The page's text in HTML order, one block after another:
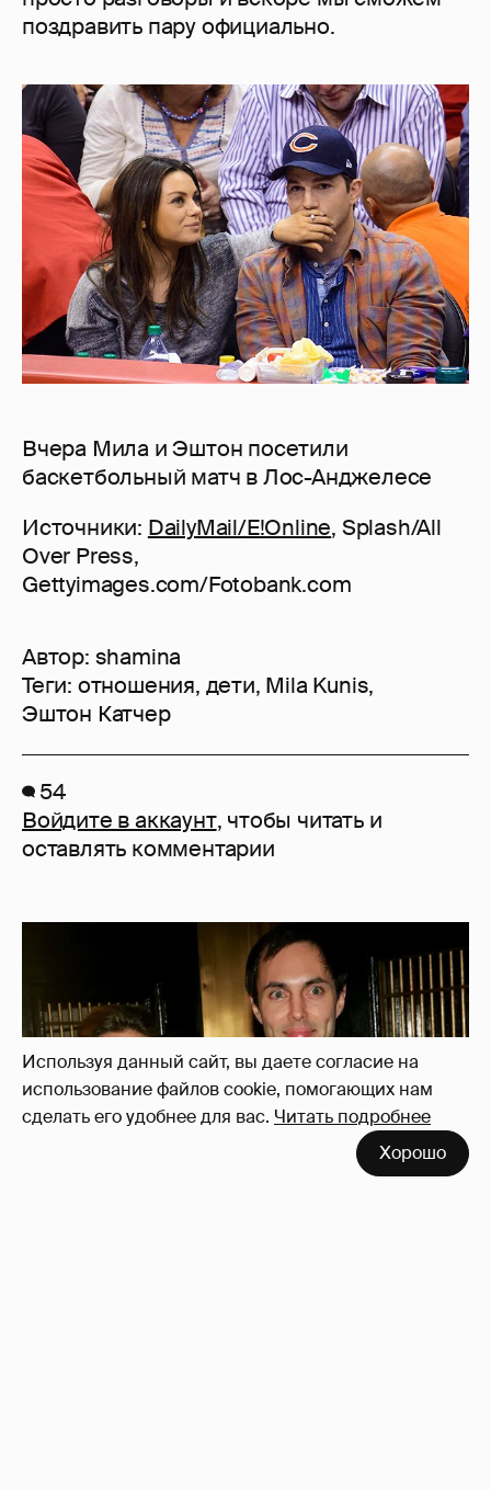
Используя данный сайт, вы даете согласие на
использование файлов cookie, помогающих нам
сделать его удобнее для вас. Читать подробнее
Хорошо
поздравить пару официально.
Вчера Мила и Эштон посетили
баскетбольный матч в Лос-Анджелесе
Источники: DailyMail/E!Online, Splash/All
Over Press,
Gettyimages.com/Fotobank.com
Автор: shamina
Теги: отношения, дети, Mila Kunis,
Эштон Катчер
54
Войдите в аккаунт, чтобы читать и
оставлять комментарии